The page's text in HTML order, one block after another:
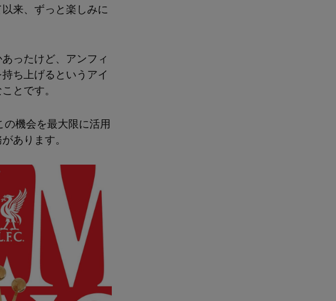
来、ずっと楽しみに
ったけど、アンフィ
ち上げるというアイ
とです。
の機会を最大限に活用
あります。